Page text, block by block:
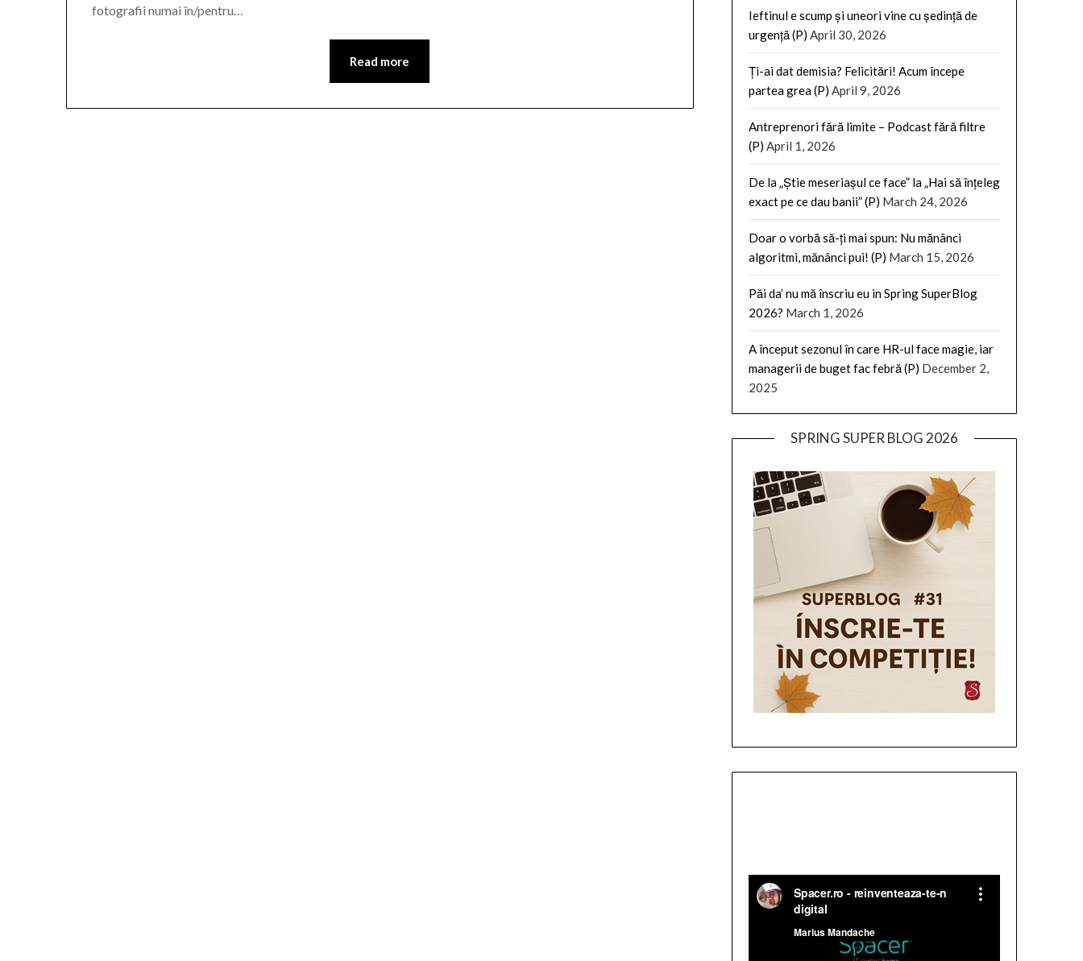
fotografii numai în/pentru…
Read more
Ieftinul e scump și uneori vine cu ședință de
urgență (P) April 30, 2026
Ți-ai dat demisia? Felicitări! Acum începe
partea grea (P) April 9, 2026
Antreprenori fără limite – Podcast fără filtre
(P) April 1, 2026
De la „Știe meseriașul ce face” la „Hai să înțeleg
exact pe ce dau banii” (P) March 24, 2026
Doar o vorbă să-ți mai spun: Nu mănânci
algoritmi, mănânci pui! (P) March 15, 2026
Păi da’ nu mă înscriu eu in Spring SuperBlog
2026? March 1, 2026
A început sezonul în care HR-ul face magie, iar
managerii de buget fac febră (P) December 2,
2025
SPRING SUPER BLOG 2026